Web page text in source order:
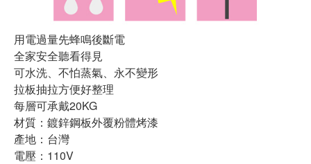
用電過量先蜂鳴後斷電
全家安全聽看得見
可水洗、不怕蒸氣、永不變形
拉板抽拉方便好整理
每層可承戴20KG
材質：鍍鋅鋼板外覆粉體烤漆
產地：台灣
電壓：110V